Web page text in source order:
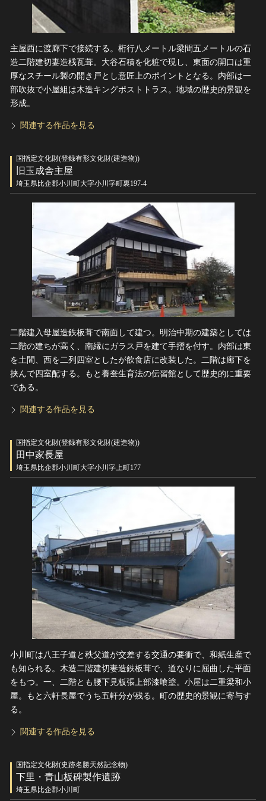
主屋西に渡廊下で接続する。桁行八メートル梁間五メートルの石
造二階建切妻造桟瓦葺。大谷石積を化粧で現し、東面の開口は重
厚なスチール製の開き戸とし意匠上のポイントとなる。内部は一
部吹抜で小屋組は木造キングポストトラス。地域の歴史的景観を
形成。
関連する作品を見る
国指定文化財(登録有形文化財(建造物))
旧玉成舎主屋
埼玉県比企郡小川町大字小川字町裏197-4
二階建入母屋造鉄板葺で南面して建つ。明治中期の建築としては
二階の建ちが高く、南縁にガラス戸を建て手摺を付す。内部は東
を土間、西を二列四室としたが飲食店に改装した。二階は廊下を
挟んで四室配する。もと養蚕生育法の伝習館として歴史的に重要
である。
関連する作品を見る
国指定文化財(登録有形文化財(建造物))
田中家長屋
埼玉県比企郡小川町大字小川字上町177
小川町は八王子道と秩父道が交差する交通の要衝で、和紙生産で
も知られる。木造二階建切妻造鉄板葺で、道なりに屈曲した平面
をもつ。一、二階とも腰下見板張上部漆喰塗。小屋は二重梁和小
屋。もと六軒長屋でうち五軒分が残る。町の歴史的景観に寄与す
る。
関連する作品を見る
国指定文化財(史跡名勝天然記念物)
下里・青山板碑製作遺跡
埼玉県比企郡小川町